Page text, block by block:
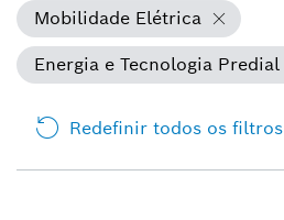
Mobilidade Elétrica
Energia e Tecnologia Predial
Redefinir todos os filtros